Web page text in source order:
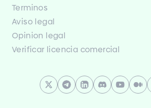
Terminos
Aviso legal
Opinion legal
Verificar licencia comercial